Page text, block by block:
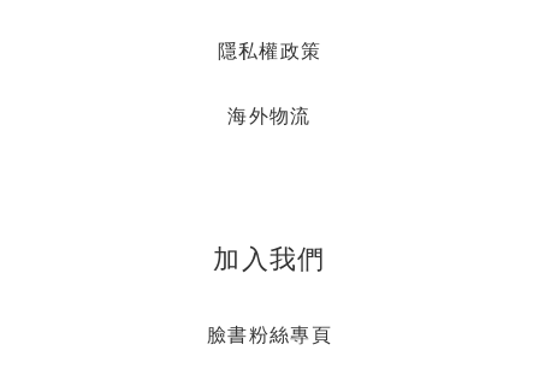
隱私權政策
海外物流
加入我們
臉書粉絲專頁